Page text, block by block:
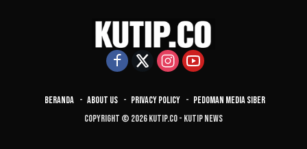
Beranda About Us Privacy Policy
Pedoman Media Siber
Copyright © 2026 Kutip.co - Kutip News